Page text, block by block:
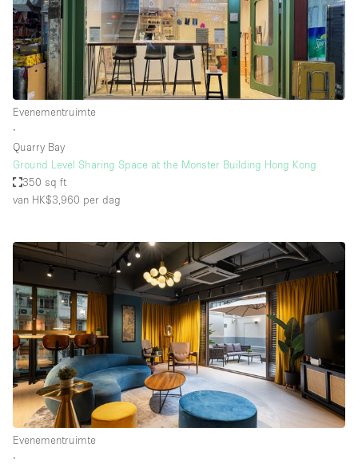
Evenementruimte
∙
Quarry Bay
Ground Level Sharing Space at the Monster Building Hong Kong
350 sq ft
van HK$3,960 per dag
Evenementruimte
∙